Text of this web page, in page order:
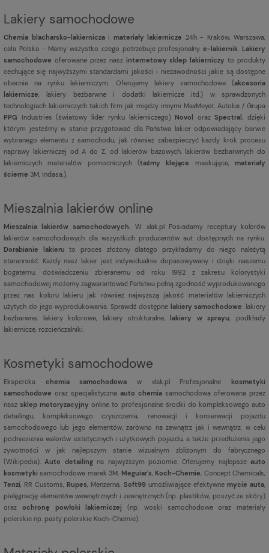
Lakiery samochodowe
Chemia blacharsko-lakierniczai materiały lakiernicze 24h - Kraków, Warszawa,
cała Polska - Mamy wszystko czego potrzebuje profesjonalnye-lakiernik Lakiery
samochodowe oferowane przez nasz internetowy sklep lakierniczy to produkty
cechujące się najwyższymi standardami jakości i niezawodności jakie są dostępne
obecnie na rynku lakierniczym. Oferujemy lakiery samochodowe (akcesoria
lakiernicze , lakiery bezbarwne i dodatki lakiernicze itd.) w sprawdzonych
technologiach lakierniczych takich firm jak między innymi MaxMeyer, Autolux / Grupa
PPG Industries (światowy lider rynku lakierniczego) Novol orazSpectral
, dzięki
którym jesteśmy w stanie przygotować dla Państwa lakier odpowiadający barwie
wybranego elementu z samochodu, jak również zabezpieczyć każdy krok procesu
naprawy lakierniczej od A do Z, od lakierów bazowych, lakierów bezbarwnych do
lakierniczych materiałów pomocniczych (taśmy klejące maskujące,materiały
ścierne 3M, Indasa,).
Mieszalnia lakierów online
Mieszalnia lakierów samochodowych.
W xlak.pl Posiadamy receptury kolorów
lakierów samochodowych dla wszystkich producentów aut dostępnych na rynku.
Dorabianie lakieru to proces złożony dlatego przykładamy do niego należytą
staranność. Każdy nasz lakier jest indywidualnie dopasowywany i dzięki naszemu
bogatemu, doświadczeniu zbieranemu od roku 1992 z zakresu kolorystyki
samochodowej możemy zagwarantować Państwu pełną zgodność wyprodukowanego
przez nas koloru lakieru jak również najwyższą jakość materiałów lakierniczych
użytych do jego wyprodukowania. Sprawdź dostępne lakiery samochodowe: lakiery
bezbarwne, lakiery kolorowe, lakiery strukturalne,lakiery w sprayu , podkłady
lakiernicze, rozcieńczalniki.
Kosmetyki samochodowe
Ekspercka chemia samochodowa w xlak.pl Profesjonalnekosmetyki
samochodowe oraz specjalistyczna auto chemia samochodowa oferowana przez
naszsklep motoryzacyjny online to profesjonalne środki do kompleksowego auto
detailingu, kompleksowego czyszczenia, renowacji i konserwacji pojazdu
samochodowego lub jego elementów, zarówno na zewnątrz jak i wewnątrz, w celu
podniesienia walorów estetycznych i użytkowych pojazdu, a także przedłużenia jego
żywotności w jak najlepszym stanie wizualnym zbliżonym do fabrycznego
(Wikipedia). Auto detailingna najwyższym poziomie. Oferujemy najlepszeauto
kosmetykisamochodowe marek 3M, Meguiar's Koch-Chemie , Concept Chemicals,
Tenzi , RR Customs, Rupes , Menzerna, Soft99umożliwiające efektywne mycie auta
pielęgnację elementów wewnętrznych i zewnętrznych (np. plastików, poszyć ze skóry)
oraz ochronę powłoki lakierniczej (np. woski samochodowe oraz materiały
polerskie np. pasty polerskie Koch-Chemie).